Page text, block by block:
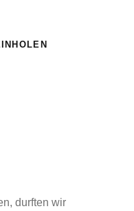
durften wir